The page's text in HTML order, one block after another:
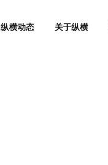
纵横动态 关于纵横